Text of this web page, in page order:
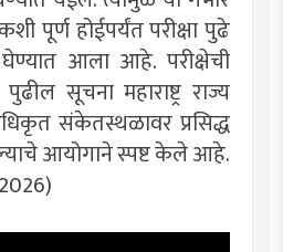
पूर्ण होईपर्यंत परीक्षा पुढे
आला आहे. परीक्षेची
सूचना महाराष्ट्र राज्य
संकेतस्थळावर प्रसिद्ध
आयोगाने स्पष्ट केले आहे.